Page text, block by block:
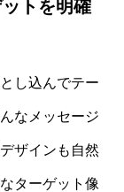
トを明確
し込んでテー
なメッセージ
ザインも自然
ターゲット像